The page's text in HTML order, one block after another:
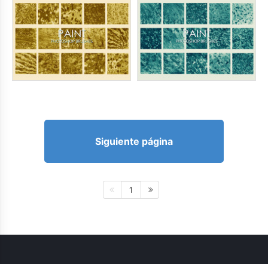
Siguiente página
1